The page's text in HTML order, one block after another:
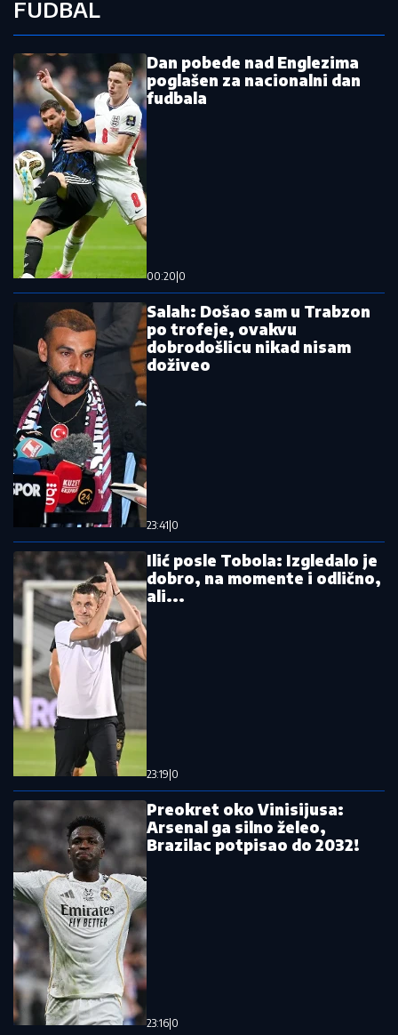
Kraj sage: Šengelija sam platio i
potpisao!
Hrvat ubedio Srbina da obuče crveno-
beli dres: "Dođi, zagorčaćemo život
svima"
Srbije konačno oblači crveno-beli dres
Dalić doneo konačnu odluku: Evo
koliko će zarađivati nekadašnji selektor
Hrvatske
Pročitajte još
Ljudi ne veruju šta piše: U zgradi u Novom Sadu
zalepljen papir sa ovim natpisom, poruka postala
viralna na internetu
Ovakav odgovor niko nije očekivao:
Evo koliko intimni odnosi treba da
traju da bi žena uživala
Drama u opštini Kovin! Vatrena stihija
sa Deliblatske peščare se širi, hitno
proglašena vanredna situacija!